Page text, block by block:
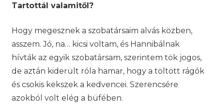
Tartottál valamitől?
Hogy megesznek a szobatársaim alvás közben,
asszem. Jó, na… kicsi voltam, és Hannibálnak
hívták az egyik szobatársam, szerintem tök jogos,
de aztán kiderült róla hamar, hogy a töltött rágók
és csokis kekszek a kedvencei. Szerencsére
azokból volt elég a büfében.